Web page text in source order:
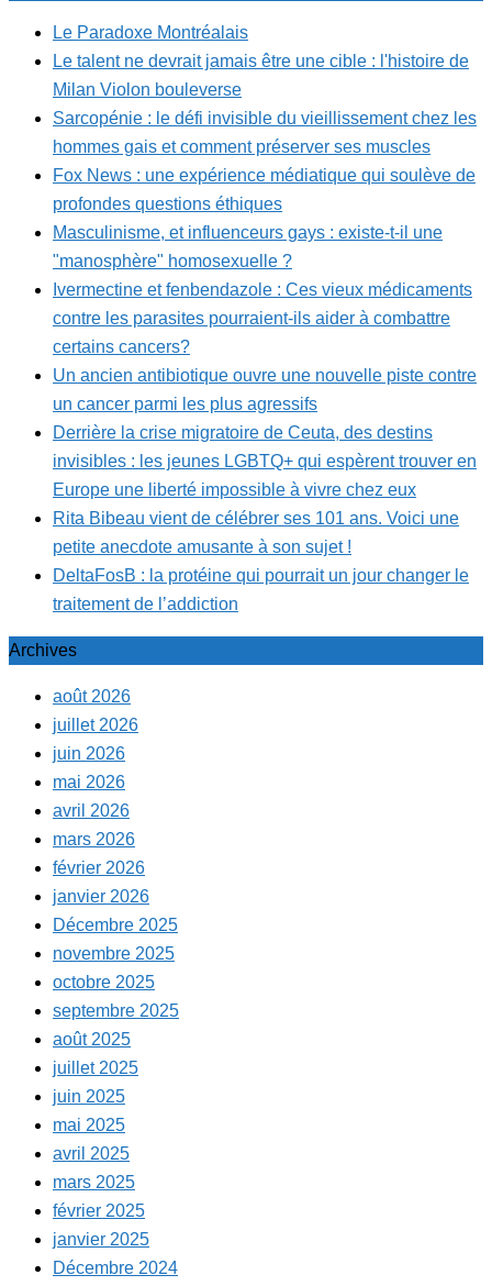
Le Paradoxe Montréalais
Le talent ne devrait jamais être une cible : l'histoire de
Milan Violon bouleverse
Sarcopénie : le défi invisible du vieillissement chez les
hommes gais et comment préserver ses muscles
Fox News : une expérience médiatique qui soulève de
profondes questions éthiques
Masculinisme, et influenceurs gays : existe-t-il une
"manosphère" homosexuelle ?
Ivermectine et fenbendazole : Ces vieux médicaments
contre les parasites pourraient-ils aider à combattre
certains cancers?
Un ancien antibiotique ouvre une nouvelle piste contre
un cancer parmi les plus agressifs
Derrière la crise migratoire de Ceuta, des destins
invisibles : les jeunes LGBTQ+ qui espèrent trouver en
Europe une liberté impossible à vivre chez eux
Rita Bibeau vient de célébrer ses 101 ans. Voici une
petite anecdote amusante à son sujet !
DeltaFosB : la protéine qui pourrait un jour changer le
traitement de l’addiction
Archives
août 2026
juillet 2026
juin 2026
mai 2026
avril 2026
mars 2026
février 2026
janvier 2026
Décembre 2025
novembre 2025
octobre 2025
septembre 2025
août 2025
juillet 2025
juin 2025
mai 2025
avril 2025
mars 2025
février 2025
janvier 2025
Décembre 2024